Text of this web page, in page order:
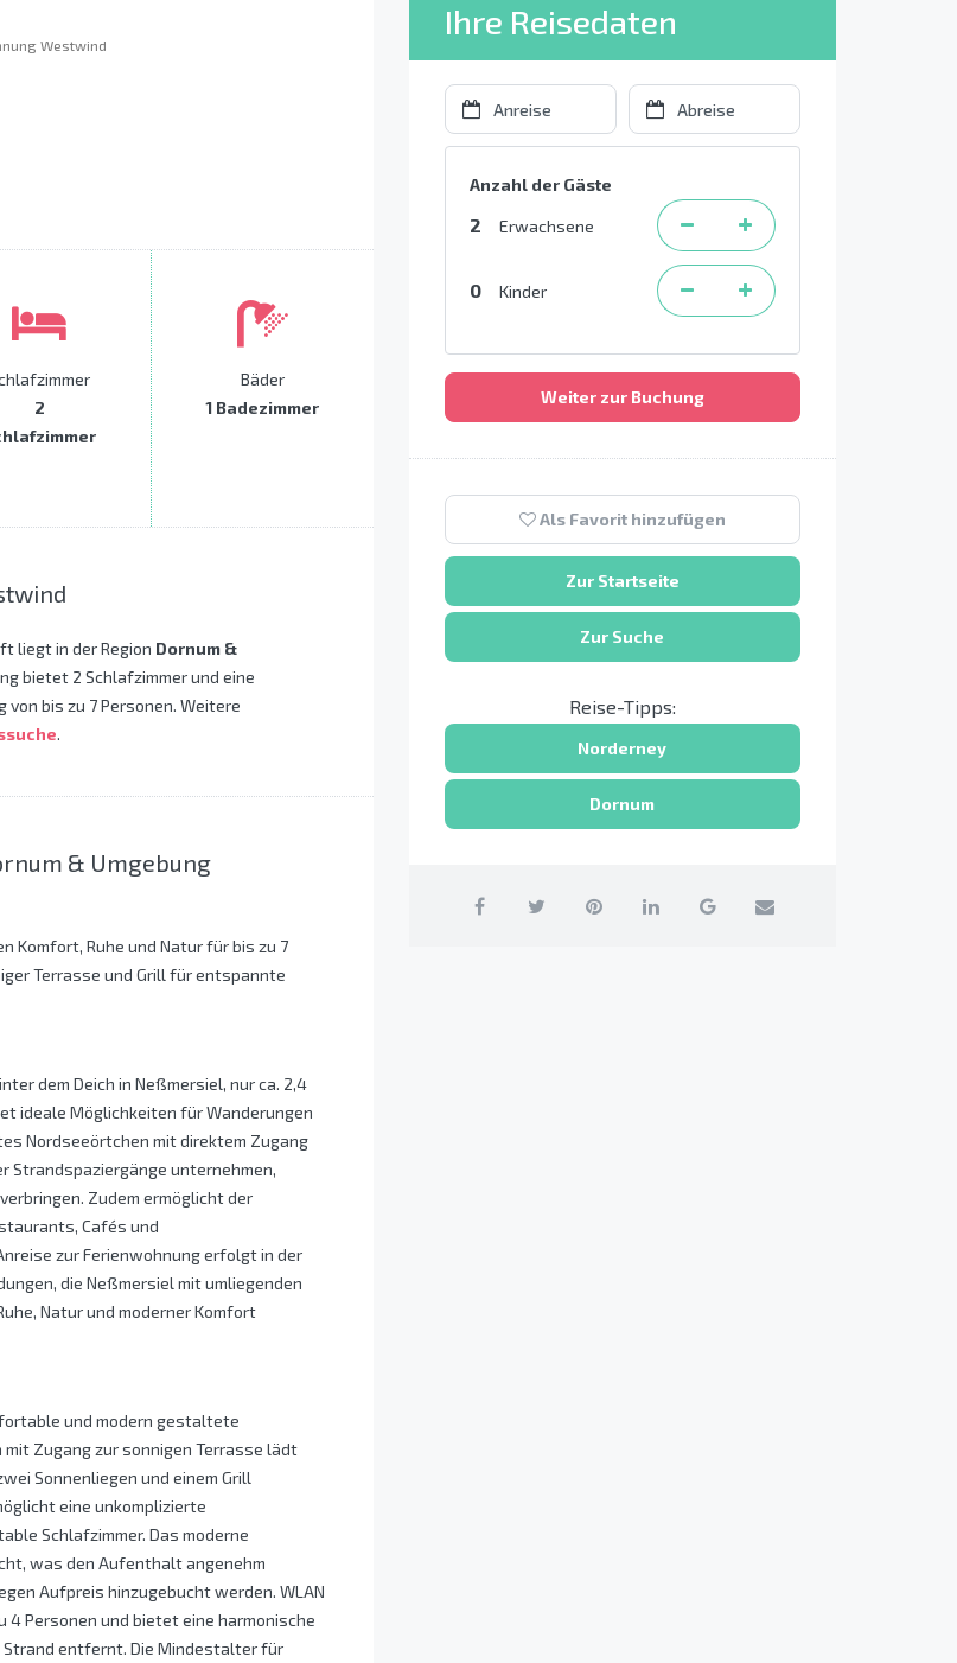
Westwind
2
Bäder
1 Badezimmer
liegt in der Region Dornum &
bietet 2 Schlafzimmer und eine
von bis zu 7 Personen. Weitere
.
& Umgebung
Komfort, Ruhe und Natur für bis zu 7
Terrasse und Grill für entspannte
dem Deich in Neßmersiel, nur ca. 2,4
ideale Möglichkeiten für Wanderungen
Nordseeörtchen mit direktem Zugang
Strandspaziergänge unternehmen,
Zudem ermöglicht der
Cafés und
zur Ferienwohnung erfolgt in der
die Neßmersiel mit umliegenden
Natur und moderner Komfort
und modern gestaltete
Zugang zur sonnigen Terrasse lädt
Sonnenliegen und einem Grill
eine unkomplizierte
Schlafzimmer. Das moderne
was den Aufenthalt angenehm
Aufpreis hinzugebucht werden. WLAN
Personen und bietet eine harmonische
Strand entfernt. Die Mindestalter für
Ihre Reisedaten
Anzahl der Gäste
2 Erwachsene
0 Kinder
Weiter zur Buchung
Als Favorit hinzufügen
Zur Startseite
Zur Suche
Reise-Tipps:
Norderney
Dornum